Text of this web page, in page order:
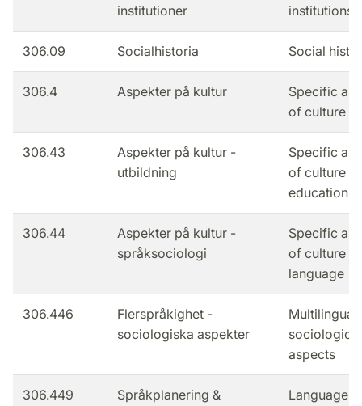
institutioner
institutions
306.09 Socialhistoria Social
306.4 Aspekter på kultur
Specific
of culture
306.43
Aspekter på kultur -
utbildning
Specific
of culture -
education
306.44
Aspekter på kultur -
språksociologi
Specific
of culture -
language
306.446
Flerspråkighet -
sociologiska aspekter
sociological
aspects
306.449
Språkplanering &
Language